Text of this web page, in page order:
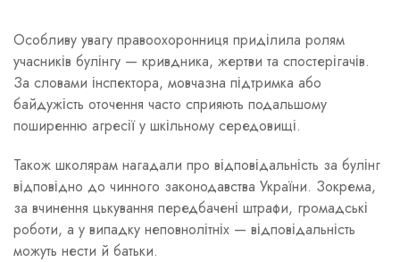
Особливу увагу правоохоронниця приділила ролям
учасників булінгу — кривдника, жертви та спостерігачів.
За словами інспектора, мовчазна підтримка або
байдужість оточення часто сприяють подальшому
поширенню агресії у шкільному середовищі.
Також школярам нагадали про відповідальність за булінг
відповідно до чинного законодавства України. Зокрема,
за вчинення цькування передбачені штрафи, громадські
роботи, а у випадку неповнолітніх — відповідальність
можуть нести й батьки.